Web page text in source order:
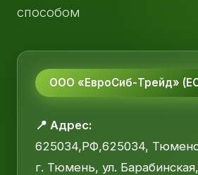
способом
ООО «ЕвроСиб-Трейд»
📍 Адрес:
625034,РФ,625034,
г. Тюмень, ул.